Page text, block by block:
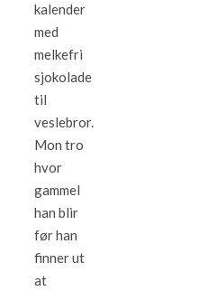
kalender
med
melkefri
sjokolade
til
veslebror.
Mon tro
hvor
gammel
han blir
før han
finner ut
at